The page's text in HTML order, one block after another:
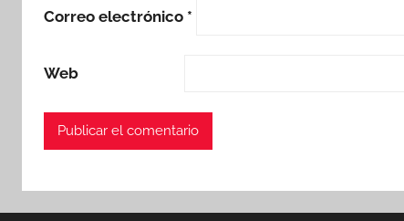
Correo electrónico *
Web